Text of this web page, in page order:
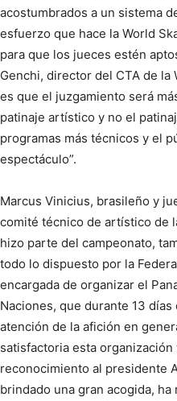
acostumbrados a un sistema
esfuerzo que hace la World
para que los jueces estén
Genchi, director del CTA de la
es que el juzgamiento será
patinaje artístico y no el
programas más técnicos y el
espectáculo”.
Marcus Vinicius, brasileño y
comité técnico de artístico de
hizo parte del campeonato,
todo lo dispuesto por la
encargada de organizar el
Naciones, que durante 13
atención de la afición en
satisfactoria esta
reconocimiento al presidente
brindado una gran acogida,